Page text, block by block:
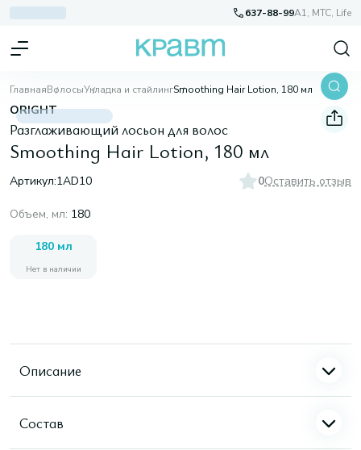
637-88-99A1, МТС, Life
ГлавнаяВолосыУкладка и стайлингSmoothing Hair Lotion, 180 мл
ORIGHT
Разглаживающий лосьон для волос
Smoothing Hair Lotion, 180 мл
Артикул:1AD10 0Оставить отзыв
Объем, мл: 180
180 мл
Нет в наличии
Описание
Состав